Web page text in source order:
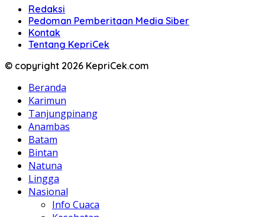
Redaksi
Pedoman Pemberitaan Media Siber
Kontak
Tentang KepriCek
© copyright 2026 KepriCek.com
Beranda
Karimun
Tanjungpinang
Anambas
Batam
Bintan
Natuna
Lingga
Nasional
Info Cuaca